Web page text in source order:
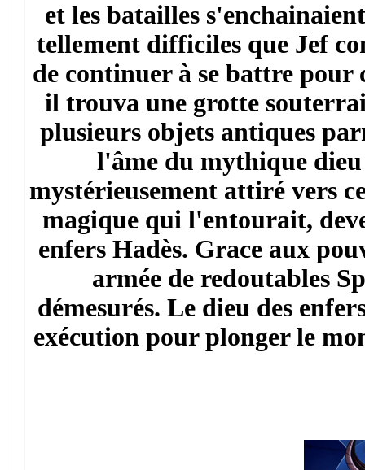
et les batailles
tellement difficiles que Jef
de continuer à se battre
il trouva une grotte
plusieurs objets antiques
l'âme du mythique dieu
mystérieusement attiré vers
magique qui l'entourait,
enfers Hadès. Grace aux
armée de redoutables
démesurés. Le dieu des
exécution pour plonger le